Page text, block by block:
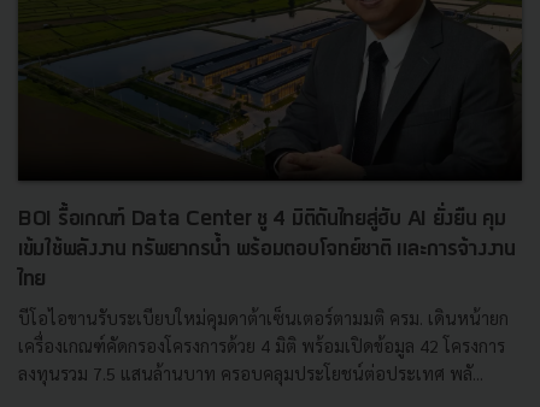
BOI รื้อเกณฑ์ Data Center ชู 4 มิติดันไทยสู่ฮับ AI ยั่งยืน คุม
เข้มใช้พลังงาน ทรัพยากรน้ำ พร้อมตอบโจทย์ชาติ และการจ้างงาน
ไทย
บีโอไอขานรับระเบียบใหม่คุมดาต้าเซ็นเตอร์ตามมติ ครม. เดินหน้ายก
เครื่องเกณฑ์คัดกรองโครงการด้วย 4 มิติ พร้อมเปิดข้อมูล 42 โครงการ
ลงทุนรวม 7.5 แสนล้านบาท ครอบคลุมประโยชน์ต่อประเทศ พลั...